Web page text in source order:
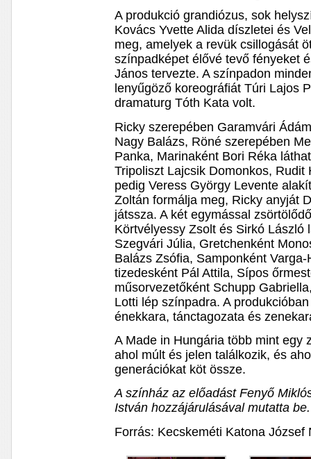
A produkció grandiózus, sok
Kovács Yvette Alida díszletei és
meg, amelyek a revük csillogását
színpadképet élővé tevő fényeket
János tervezte. A színpadon
lenyűgöző koreográfiát Túri Lajos
dramaturg Tóth Kata volt.
Ricky szerepében Garamvári
Nagy Balázs, Röné szerepében
Panka, Marinaként Bori Réka
Tripoliszt Lajcsik Domonkos,
pedig Veress György Levente
Zoltán formálja meg, Ricky anyját
játssza. A két egymással
Körtvélyessy Zsolt és Sirkó László
Szegvári Júlia, Gretchenként
Balázs Zsófia, Samponként
tizedesként Pál Attila, Sípos
műsorvezetőként Schupp
Lotti lép színpadra. A
énekkara, tánctagozata és
A Made in Hungária több mint egy
ahol múlt és jelen találkozik, és
generációkat köt össze.
A színház az előadást Fenyő
István hozzájárulásával mutatta be.
Forrás: Kecskeméti Katona József